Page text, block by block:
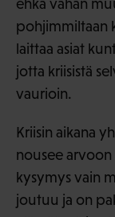
pohjimmiltaan
laittaa asiat
jotta kriisistä
vaurioin.
Kriisin aikana
nousee
kysymys vain
joutuu ja on